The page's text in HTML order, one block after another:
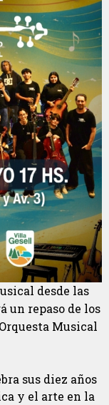
desde las
un repaso de los
Musical
sus diez años
y el arte en la